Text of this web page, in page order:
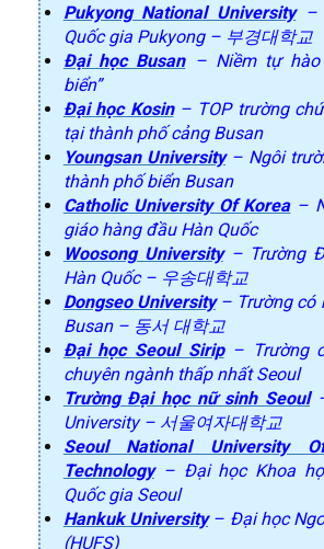
Pukyong National University–
Quốc gia Pukyong – 부경대학교
Đại học Busan– Niềm tự hào
biển”
Đại học Kosin– TOP trường
tại thành phố cảng Busan
Youngsan University– Ngôi
thành phố biển Busan
Catholic University Of Korea–
giáo hàng đầu Hàn Quốc
Woosong University– Trường
Hàn Quốc – 우송대학교
Dongseo University– Trường có
Busan – 동서 대학교
Đại học Seoul Sirip– Trường
chuyên ngành thấp nhất Seoul
Trường Đại học nữ sinh Seoul–
University – 서울여자대학교
Seoul National University
Technology– Đại học Khoa
Quốc gia Seoul
Hankuk University– Đại học
(HUFS)